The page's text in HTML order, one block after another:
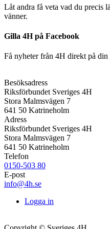
Låt andra få veta vad du precis
vänner.
Gilla 4H på Facebook
Få nyheter från 4H direkt på din
Besöksadress
Riksförbundet Sveriges 4H
Stora Malmsvägen 7
641 50 Katrineholm
Adress
Riksförbundet Sveriges 4H
Stora Malmsvägen 7
641 50 Katrineholm
Telefon
0150-503 80
E-post
info@4h.se
Logga in